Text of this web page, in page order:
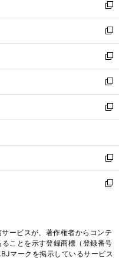
く
で
開
く
ド
ウ
で
開
く
ィ
ン
ド
ウ
で
開
く
い
ウ
ィ
ン
ド
ウ
で
開
く
新
し
い
ウ
ィ
ン
ド
ウ
で
開
新
し
い
ウ
ィ
ン
ド
ウ
開
く
新
し
い
ウ
ィ
ン
ウ
で
開
く
新
し
い
ウ
ン
ド
ウ
で
新
し
ウ
ィ
ン
ド
く
新
し
い
ド
ウ
で
新
ィ
ン
ド
ービスが、著作権者からコンテ
ことを示す登録商標（登録番号
マークを掲示しているサービス